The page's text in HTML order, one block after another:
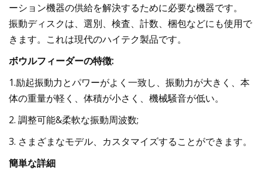
ーション機器の供給を解決するために必要な機器です。
振動ディスクは、選別、検査、計数、梱包などにも使用で
きます。これは現代のハイテク製品です。
ボウルフィーダーの特徴:
1.励起振動力とパワーがよく一致し、振動力が大きく、本
体の重量が軽く、体積が小さく、機械騒音が低い。
2. 調整可能&柔軟な振動周波数;
3. さまざまなモデル、カスタマイズすることができます。
簡単な詳細